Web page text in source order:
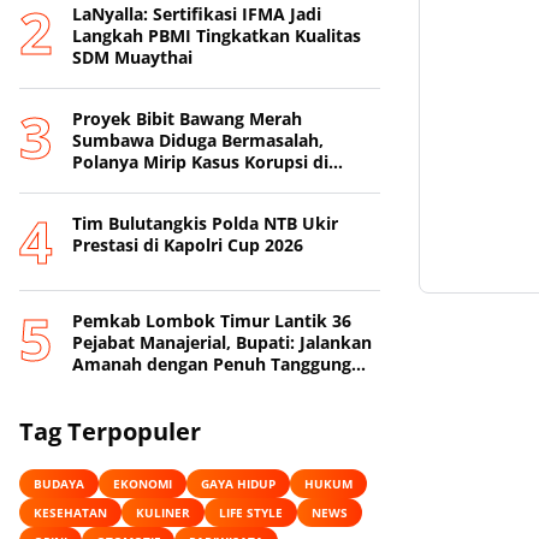
LaNyalla: Sertifikasi IFMA Jadi
Langkah PBMI Tingkatkan Kualitas
SDM Muaythai
Proyek Bibit Bawang Merah
Sumbawa Diduga Bermasalah,
Polanya Mirip Kasus Korupsi di
Tim Bulutangkis Polda NTB Ukir
Prestasi di Kapolri Cup 2026
Pemkab Lombok Timur Lantik 36
Pejabat Manajerial, Bupati: Jalankan
Amanah dengan Penuh Tanggung
Tag Terpopuler
BUDAYA EKONOMI GAYA HIDUP
HUKUM
KESEHATAN
KULINER LIFE STYLE
NEWS